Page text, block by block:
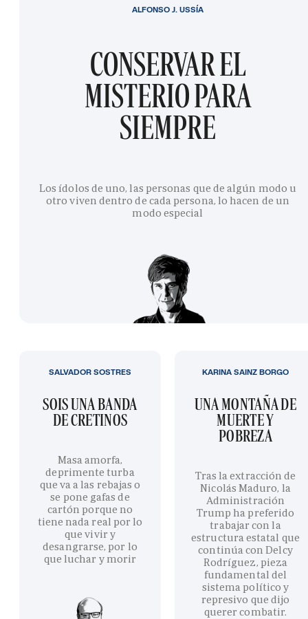
CONSERVAR EL
MISTERIO PARA
SIEMPRE
Los ídolos de uno, las personas que de algún modo u
otro viven dentro de cada persona, lo hacen de un
modo especial
ALFONSO J. USSÍA
SOIS UNA BANDA
DE CRETINOS
Masa amorfa,
deprimente turba
que va a las rebajas o
se pone gafas de
cartón porque no
tiene nada real por lo
que vivir y
desangrarse, por lo
que luchar y morir
SALVADOR SOSTRES
UNA MONTAÑA DE
MUERTE Y
POBREZA
Tras la extracción de
Nicolás Maduro, la
Administración
Trump ha preferido
trabajar con la
estructura estatal que
continúa con Delcy
Rodríguez, pieza
fundamental del
sistema político y
represivo que dijo
querer combatir.
KARINA SAINZ BORGO